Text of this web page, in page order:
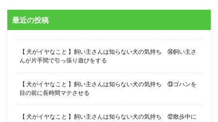
最近の投稿
【 犬がイヤなこと 】飼い主さんは知らない犬の気持ち ⑭飼い主さ
んが片手間で引っ張り遊びをする
【 犬がイヤなこと 】飼い主さんは知らない犬の気持ち ⑬ゴハンを
目の前に長時間マテさせる
【 犬がイヤなこと 】飼い主さんは知らない犬の気持ち ⑫散歩中に